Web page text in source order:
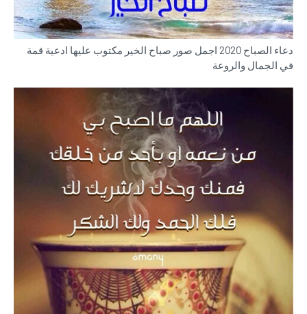
دعاء الصباح 2020 اجمل صور صباح الخير مكتوب عليها ادعية قمة
في الجمال والروعة